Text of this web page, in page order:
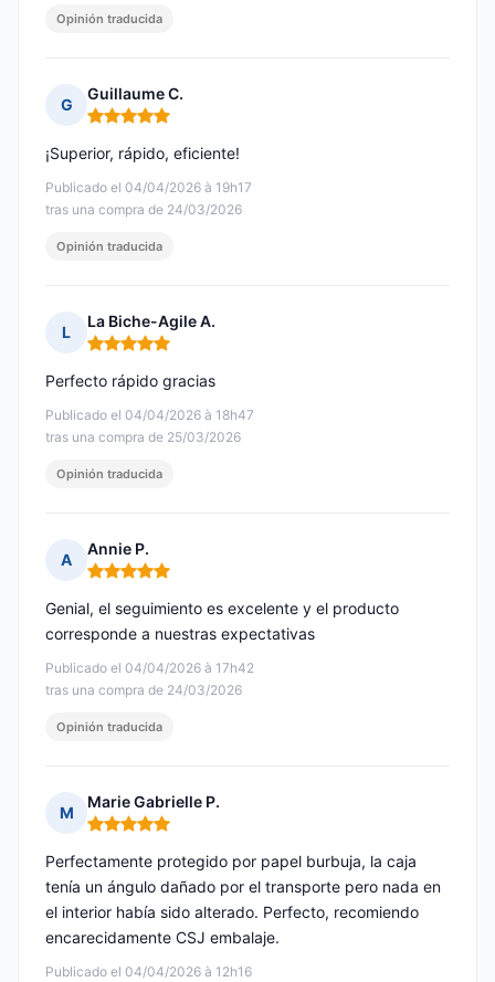
Opinión traducida
G
Guillaume C.
Nota: 5 de 5
Publicado el 04/04/2026 à 19h17
tras una compra de 24/03/2026
¡Superior, rápido, eficiente!
Opinión traducida
L
La Biche-Agile A.
Nota: 5 de 5
Publicado el 04/04/2026 à 18h47
tras una compra de 25/03/2026
Perfecto rápido gracias
Opinión traducida
A
Annie P.
Nota: 5 de 5
Publicado el 04/04/2026 à 17h42
tras una compra de 24/03/2026
Genial, el seguimiento es excelente y el producto
corresponde a nuestras expectativas
Opinión traducida
M
Marie Gabrielle P.
Nota: 5 de 5
Publicado el 04/04/2026 à 12h16
Perfectamente protegido por papel burbuja, la caja
tenía un ángulo dañado por el transporte pero nada en
el interior había sido alterado. Perfecto, recomiendo
encarecidamente CSJ embalaje.